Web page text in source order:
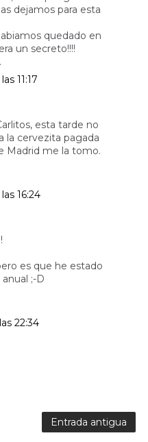
dejamos para esta
quedado en
un secreto!!!!
11:17
esta tarde no
la cervezita pagada
Madrid me la tomo.
16:24
es que he estado
;-D
22:34
Entrada antigua